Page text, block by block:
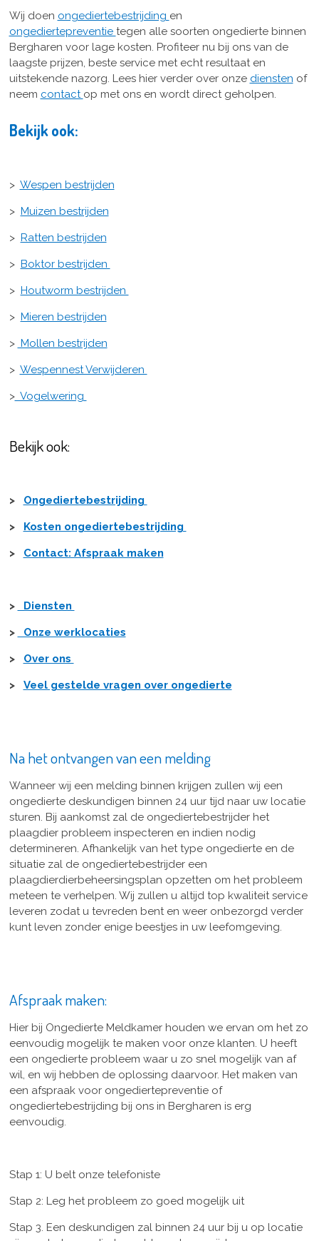
Wij doen ongediertebestrijding en
ongediertepreventie tegen alle soorten ongedierte binnen
Bergharen voor lage kosten. Profiteer nu bij ons van de
laagste prijzen, beste service met echt resultaat en
uitstekende nazorg. Lees hier verder over onze diensten of
neem contact op met ons en wordt direct geholpen.
Bekijk ook:
> Wespen bestrijden
> Muizen bestrijden
> Ratten bestrijden
> Boktor bestrijden
> Houtworm bestrijden
> Mieren bestrijden
> Mollen bestrijden
> Wespennest Verwijderen
>Vogelwering
Bekijk ook:
> Ongediertebestrijding
> Kosten ongediertebestrijding
> Contact: Afspraak maken
> Diensten
> Onze werklocaties
> Over ons
> Veel gestelde vragen over ongedierte
Na het ontvangen van een melding
Wanneer wij een melding binnen krijgen zullen wij een
ongedierte deskundigen binnen 24 uur tijd naar uw locatie
sturen. Bij aankomst zal de ongediertebestrijder het
plaagdier probleem inspecteren en indien nodig
determineren. Afhankelijk van het type ongedierte en de
situatie zal de ongediertebestrijder een
plaagdierdierbeheersingsplan opzetten om het probleem
meteen te verhelpen. Wij zullen u altijd top kwaliteit service
leveren zodat u tevreden bent en weer onbezorgd verder
kunt leven zonder enige beestjes in uw leefomgeving.
Afspraak maken:
Hier bij Ongedierte Meldkamer houden we ervan om het zo
eenvoudig mogelijk te maken voor onze klanten. U heeft
een ongedierte probleem waar u zo snel mogelijk van af
wil, en wij hebben de oplossing daarvoor. Het maken van
een afspraak voor ongediertepreventie of
ongediertebestrijding bij ons in Bergharen is erg
eenvoudig.
Stap 1: U belt onze telefoniste
Stap 2: Leg het probleem zo goed mogelijk uit
Stap 3. Een deskundigen zal binnen 24 uur bij u op locatie